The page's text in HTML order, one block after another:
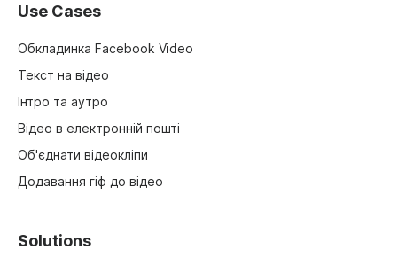
Use Cases
Обкладинка Facebook Video
Текст на відео
Інтро та аутро
Відео в електронній пошті
Об'єднати відеокліпи
Додавання гіф до відео
Solutions